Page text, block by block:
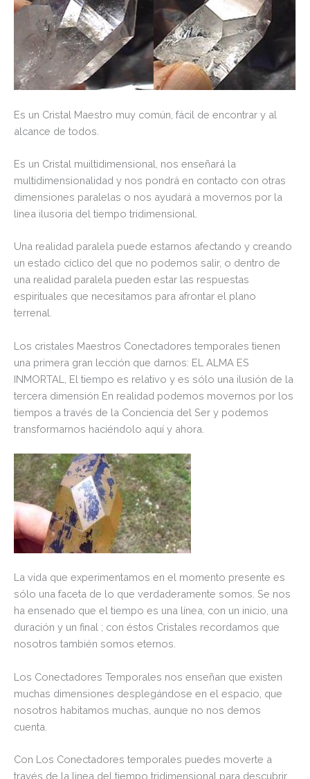
Es un Cristal Maestro muy común, fácil de encontrar y al
alcance de todos.
Es un Cristal muiltidimensional, nos enseñará la
multidimensionalidad y nos pondrá en contacto con otras
dimensiones paralelas o nos ayudará a movernos por la
linea ilusoria del tiempo tridimensional.
Una realidad paralela puede estarnos afectando y creando
un estado cíclico del que no podemos salir, o dentro de
una realidad paralela pueden estar las respuestas
espirituales que necesitamos para afrontar el plano
terrenal.
Los cristales Maestros Conectadores temporales tienen
una primera gran lección que darnos: EL ALMA ES
INMORTAL, El tiempo es relativo y es sólo una ilusión de la
tercera dimensión En realidad podemos movernos por los
tiempos a través de la Conciencia del Ser y podemos
transformarnos haciéndolo aquí y ahora.
La vida que experimentamos en el momento presente es
sólo una faceta de lo que verdaderamente somos. Se nos
ha ensenado que el tiempo es una línea, con un inicio, una
duración y un final ; con éstos Cristales recordamos que
nosotros también somos eternos.
Los Conectadores Temporales nos enseñan que existen
muchas dimensiones desplegándose en el espacio, que
nosotros habitamos muchas, aunque no nos demos
cuenta.
Con Los Conectadores temporales puedes moverte a
través de la linea del tiempo tridimensional para descubrir